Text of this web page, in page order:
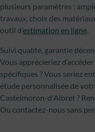
plusieurs paramètres :
travaux, choix des
outil d’estimation en ligne.
Suivi qualité, garantie
Vous apprécieriez
spécifiques ? Vous seriez
étude personnalisée de
Castelmoron-d'Albret ?
Ou contactez-nous sans